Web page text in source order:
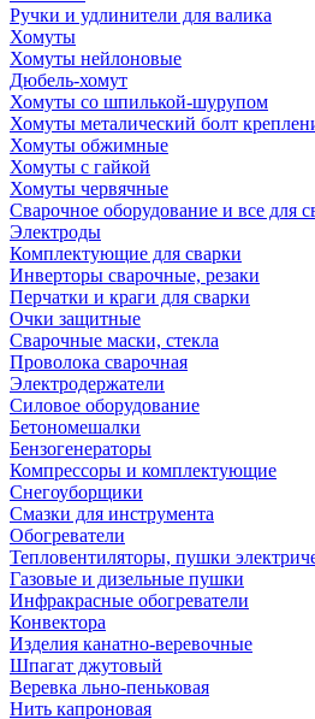
Ручки и удлинители для валика
Хомуты
Хомуты нейлоновые
Дюбель-хомут
Хомуты со шпилькой-шурупом
Хомуты металический болт
Хомуты обжимные
Хомуты с гайкой
Хомуты червячные
Сварочное оборудование и все для
Электроды
Комплектующие для сварки
Инверторы сварочные, резаки
Перчатки и краги для сварки
Очки защитные
Сварочные маски, стекла
Проволока сварочная
Электродержатели
Силовое оборудование
Бетономешалки
Бензогенераторы
Компрессоры и комплектующие
Снегоуборщики
Смазки для инструмента
Обогреватели
Тепловентиляторы, пушки
Газовые и дизельные пушки
Инфракрасные обогреватели
Конвектора
Изделия канатно-веревочные
Шпагат джутовый
Веревка льно-пеньковая
Нить капроновая